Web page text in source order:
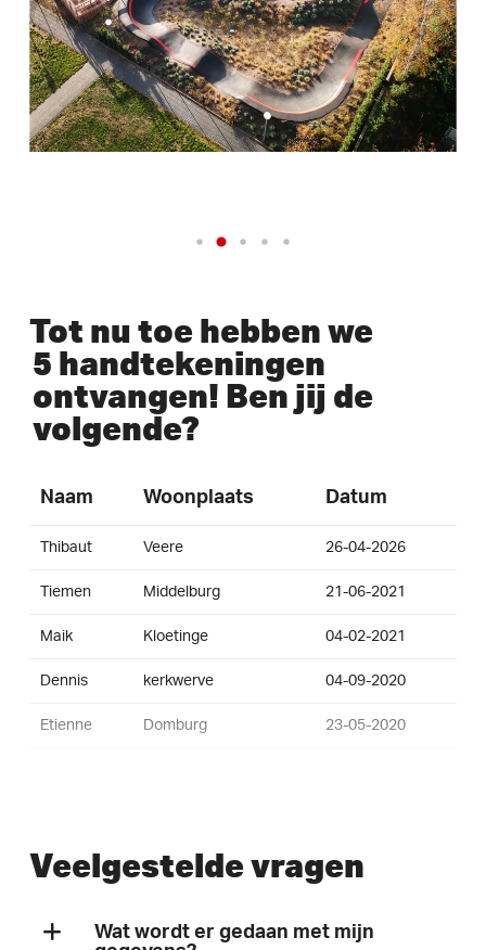
Tot nu toe hebben we
5 handtekeningen
ontvangen! Ben jij de
volgende?
Naam Woonplaats Datum
Thibaut Veere 26-04-2026
Tiemen Middelburg 21-06-2021
Maik Kloetinge 04-02-2021
Dennis kerkwerve 04-09-2020
Etienne Domburg 23-05-2020
Veelgestelde vragen
Wat wordt er gedaan met mijn